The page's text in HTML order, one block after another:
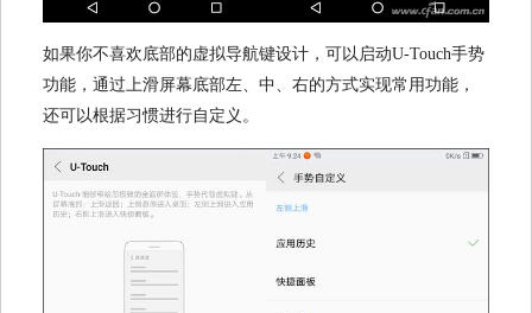
如果你不喜欢底部的虚拟导航键设计，可以启动U-Touch手势
功能，通过上滑屏幕底部左、中、右的方式实现常用功能，
还可以根据习惯进行自定义。